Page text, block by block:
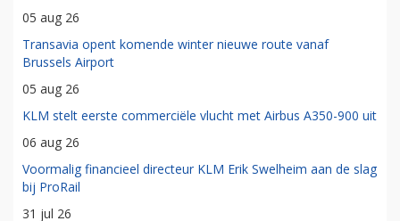
05 aug 26
Transavia opent komende winter nieuwe route vanaf
Brussels Airport
05 aug 26
KLM stelt eerste commerciële vlucht met Airbus A350-900 uit
06 aug 26
Voormalig financieel directeur KLM Erik Swelheim aan de slag
bij ProRail
31 jul 26